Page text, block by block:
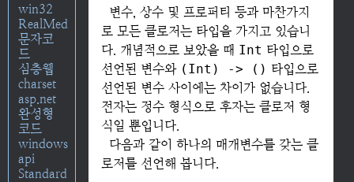
win32
RealMedia
문자코
드
심층웹
charset
asp.net
완성형
코드
windows
api
Standard
변수, 상수 및 프로퍼티 등과 마찬가지
로 모든 클로저는 타입을 가지고 있습니
다. 개념적으로 보았을 때 Int 타입으로
선언된 변수와 (Int) -> () 타입으로
선언된 변수 사이에는 차이가 없습니다.
전자는 정수 형식으로 후자는 클로저 형
식일 뿐입니다.
다음과 같이 하나의 매개변수를 갖는 클
로저를 선언해 봅니다.